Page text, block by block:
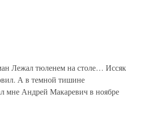
Лежал тюленем на столе… Иссяк
А в темной тишине
мне Андрей Макаревич в ноябре